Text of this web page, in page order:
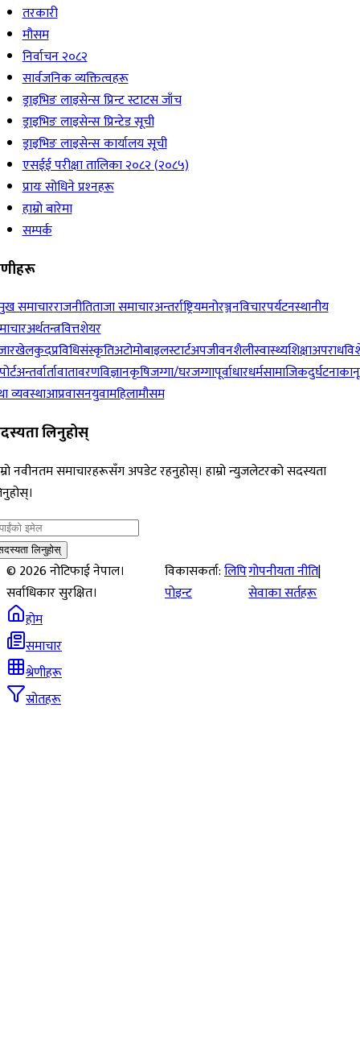
तरकारी
मौसम
निर्वाचन २०८२
सार्वजनिक व्यक्तित्वहरू
ड्राइभिङ लाइसेन्स प्रिन्ट स्टाटस जाँच
ड्राइभिङ लाइसेन्स प्रिन्टेड सूची
ड्राइभिङ लाइसेन्स कार्यालय सूची
एसईई परीक्षा तालिका २०८२ (२०८५)
प्रायः सोधिने प्रश्‍नहरू
हाम्रो बारेमा
सम्पर्क
समाचारराजनीतिताजा समाचारअन्तर्राष्ट्रियमनोरञ्जनविचारपर्यटनस्थानीय
अर्थतन्त्रवित्तशेयर
खेलकुदप्रविधिसंस्कृतिअटोमोबाइलस्टार्टअपजीवनशैलीस्वास्थ्यशिक्षाअपराध
अन्तर्वार्तावातावरणविज्ञानकृषिजग्गा/घरजग्गापूर्वाधारधर्मसामाजिकदुर्घटना
व्यवस्थाआप्रवासनयुवामहिलामौसम
लिनुहोस्
नवीनतम समाचारहरूसँग अपडेट रहनुहोस्। हाम्रो न्युजलेटरको सदस्यता
लिनुहोस्
©2026नोटिफाई नेपाल।
सर्वाधिकार सुरक्षित।
विकासकर्ता:लिपि
पोइन्ट
गोपनीयता नीति|
सेवाका सर्तहरू
होम
समाचार
श्रेणीहरू
स्रोतहरू